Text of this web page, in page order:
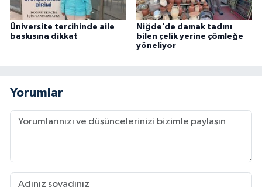
Üniversite tercihinde aile
baskısına dikkat
Niğde’de damak tadını
bilen çelik yerine çömleğe
yöneliyor
Yorumlar